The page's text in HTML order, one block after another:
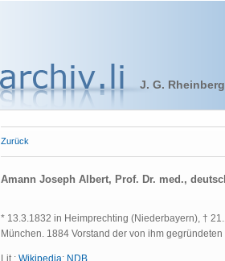
J. G.
Zurück
Amann Joseph Albert, Prof. Dr. med.,
* 13.3.1832 in Heimprechting (Niederbayern), †
München. 1884 Vorstand der von ihm
Lit.: Wikipedia; NDB